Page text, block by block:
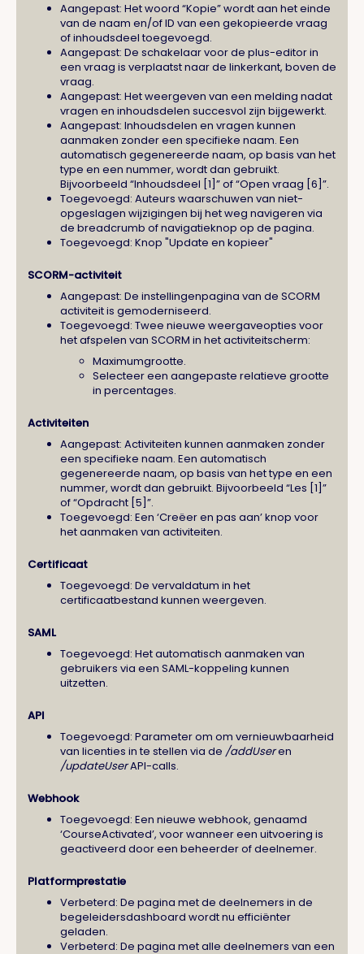
Aangepast: Het woord “Kopie” wordt aan het einde
van de naam en/of ID van een gekopieerde vraag
of inhoudsdeel toegevoegd.
Aangepast: De schakelaar voor de plus-editor in
een vraag is verplaatst naar de linkerkant, boven de
vraag.
Aangepast: Het weergeven van een melding nadat
vragen en inhoudsdelen succesvol zijn bijgewerkt.
Aangepast: Inhoudsdelen en vragen kunnen
aanmaken zonder een specifieke naam. Een
automatisch gegenereerde naam, op basis van het
type en een nummer, wordt dan gebruikt.
Bijvoorbeeld “Inhoudsdeel [1]” of “Open vraag [6]”.
Toegevoegd: Auteurs waarschuwen van niet-
opgeslagen wijzigingen bij het weg navigeren via
de breadcrumb of navigatieknop op de pagina.
Toegevoegd: Knop "Update en kopieer"
SCORM-activiteit
Aangepast: De instellingenpagina van de SCORM
activiteit is gemoderniseerd.
Toegevoegd: Twee nieuwe weergaveopties voor
het afspelen van SCORM in het activiteitscherm:
Maximumgrootte.
Selecteer een aangepaste relatieve grootte
in percentages.
Activiteiten
Aangepast: Activiteiten kunnen aanmaken zonder
een specifieke naam. Een automatisch
gegenereerde naam, op basis van het type en een
nummer, wordt dan gebruikt. Bijvoorbeeld “Les [1]”
of “Opdracht [5]”.
Toegevoegd: Een ‘Creëer en pas aan’ knop voor
het aanmaken van activiteiten.
Certificaat
Toegevoegd: De vervaldatum in het
certificaatbestand kunnen weergeven.
SAML
Toegevoegd: Het automatisch aanmaken van
gebruikers via een SAML-koppeling kunnen
uitzetten.
API
Toegevoegd: Parameter om om vernieuwbaarheid
van licenties in te stellen via de /addUseren
/updateUserAPI-calls.
Webhook
Toegevoegd: Een nieuwe webhook, genaamd
‘CourseActivated’, voor wanneer een uitvoering is
geactiveerd door een beheerder of deelnemer.
Platformprestatie
Verbeterd: De pagina met de deelnemers in de
begeleidersdashboard wordt nu efficiënter
geladen.
Verbeterd: De pagina met alle deelnemers van een